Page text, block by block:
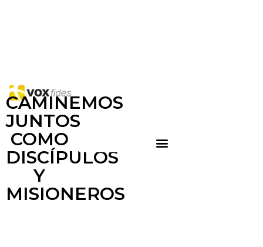
CAMINEMOS
JUNTOS
COMO
DISCÍPULOS
Y
MISIONEROS